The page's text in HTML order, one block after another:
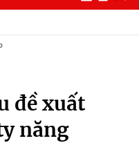
đề xuất
năng